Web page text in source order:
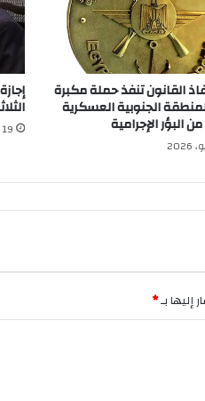
القانون تنفذ حملة مكبرة
الجنوبية العسكرية
البؤر الإجرامية
الثلاثاء 26 مايو حتى
19 مايو، 2026
إليها بـ*